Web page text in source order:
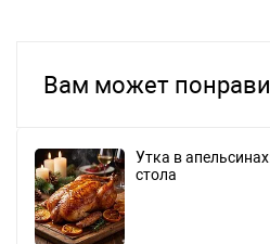
Вам может
Утка в
стола